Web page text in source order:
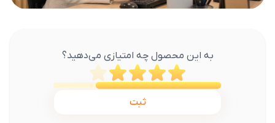
به این محصول چه امتیازی می‌دهید؟
ثبت